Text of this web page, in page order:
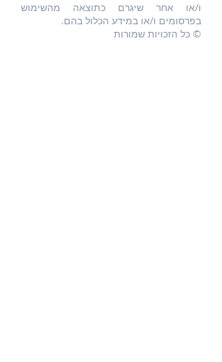
ו/או אחר שיגרם כתוצאה מהשימוש
בפרסומים ו/או במידע הכלול בהם.
© כל הזכויות שמורות